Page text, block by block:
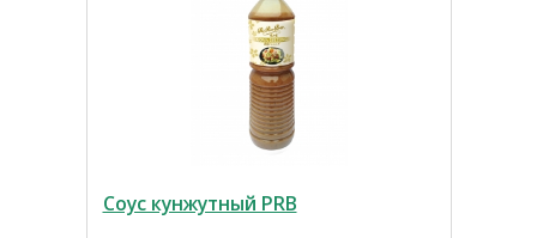
Соус кунжутный PRB